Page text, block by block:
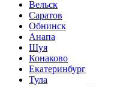
Вельск
Саратов
Обнинск
Анапа
Шуя
Конаково
Екатеринбург
Тула